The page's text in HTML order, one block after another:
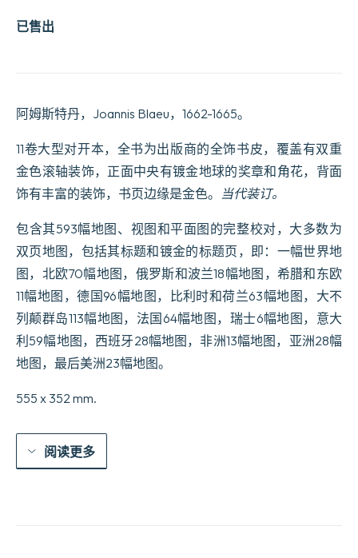
已售出
阿姆斯特丹，Joannis Blaeu，1662-1665。
11卷大型对开本，全书为出版商的全饰书皮，覆盖有双重
金色滚轴装饰，正面中央有镀金地球的奖章和角花，背面
饰有丰富的装饰，书页边缘是金色。 当代装订。
包含其593幅地图、视图和平面图的完整校对，大多数为
双页地图，包括其标题和镀金的标题页，即：一幅世界地
图，北欧70幅地图，俄罗斯和波兰18幅地图，希腊和东欧
11幅地图，德国96幅地图，比利时和荷兰63幅地图，大不
列颠群岛113幅地图，法国64幅地图，瑞士6幅地图，意大
利59幅地图，西班牙28幅地图，非洲13幅地图，亚洲28幅
地图，最后美洲23幅地图。
555 x 352 mm.
阅读更多